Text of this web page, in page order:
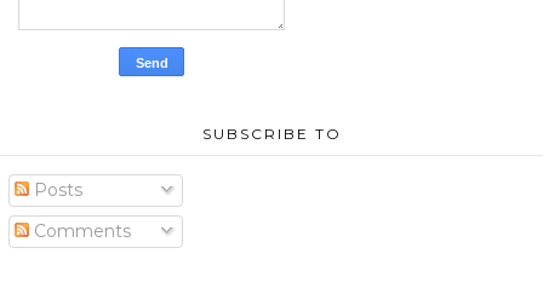
SUBSCRIBE TO
Posts
Comments